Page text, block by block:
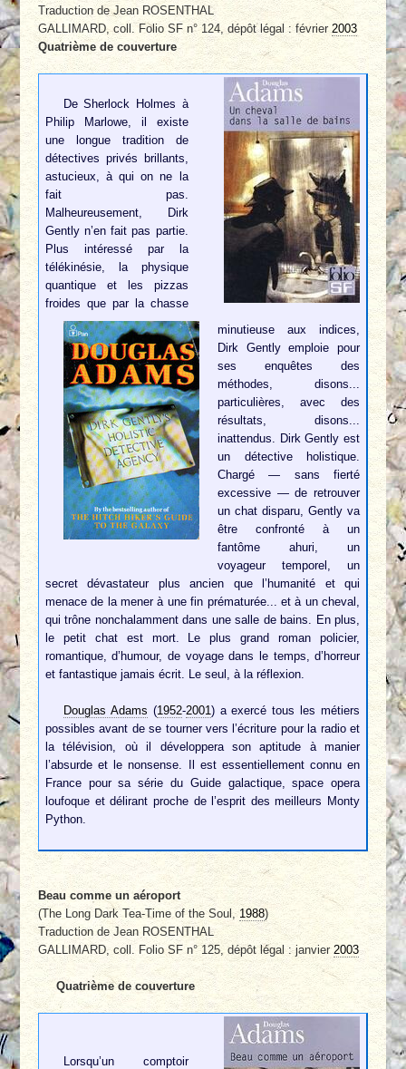
Traduction de Jean ROSENTHAL
GALLIMARD, coll. Folio SF n° 124, dépôt légal : février 2003
Quatrième de couverture
De Sherlock Holmes à
Philip Marlowe, il existe
une longue tradition de
détectives privés brillants,
astucieux, à qui on ne la
fait pas.
Malheureusement, Dirk
Gently n’en fait pas partie.
Plus intéressé par la
télékinésie, la physique
quantique et les pizzas
froides que par la chasse
minutieuse aux indices,
Dirk Gently emploie pour
ses enquêtes des
méthodes, disons...
particulières, avec des
résultats, disons...
inattendus. Dirk Gently est
un détective holistique.
Chargé — sans fierté
excessive — de retrouver
un chat disparu, Gently va
être confronté à un
fantôme ahuri, un
voyageur temporel, un
secret dévastateur plus ancien que l’humanité et qui
menace de la mener à une fin prématurée... et à un cheval,
qui trône nonchalamment dans une salle de bains. En plus,
le petit chat est mort. Le plus grand roman policier,
romantique, d’humour, de voyage dans le temps, d’horreur
et fantastique jamais écrit. Le seul, à la réflexion.
Douglas Adams (1952-2001 ) a exercé tous les métiers
possibles avant de se tourner vers l’écriture pour la radio et
la télévision, où il développera son aptitude à manier
l’absurde et le nonsense. Il est essentiellement connu en
France pour sa série du Guide galactique, space opera
loufoque et délirant proche de l’esprit des meilleurs Monty
Python.
Beau comme un aéroport
(The Long Dark Tea-Time of the Soul,1988)
Traduction de Jean ROSENTHAL
GALLIMARD, coll. Folio SF n° 125, dépôt légal : janvier2003
Quatrième de couverture
Lorsqu’un comptoir